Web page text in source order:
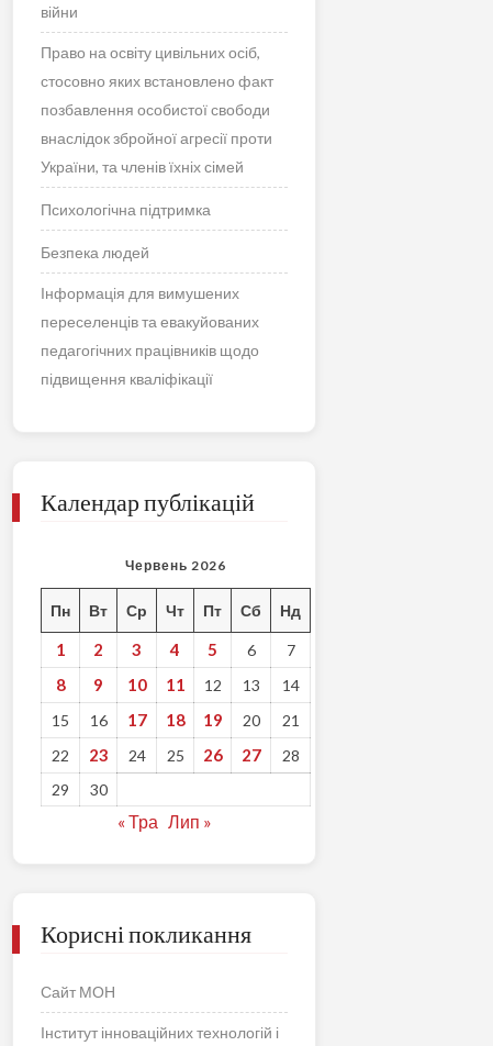
війни
Право на освіту цивільних осіб,
стосовно яких встановлено факт
позбавлення особистої свободи
внаслідок збройної агресії проти
України, та членів їхніх сімей
Психологічна підтримка
Безпека людей
Інформація для вимушених
переселенців та евакуйованих
педагогічних працівників щодо
підвищення кваліфікації
Календар публікацій
Червень 2026
Пн Вт Ср Чт Пт Сб Нд
1 2 3 4 5 6 7
8 9 10 11 12 13
14
15
16 17 18 19 20
21
22
23 24 25 26 27
28
29
30
« Тра Лип »
Корисні покликання
Сайт МОН
Інститут інноваційних технологій і